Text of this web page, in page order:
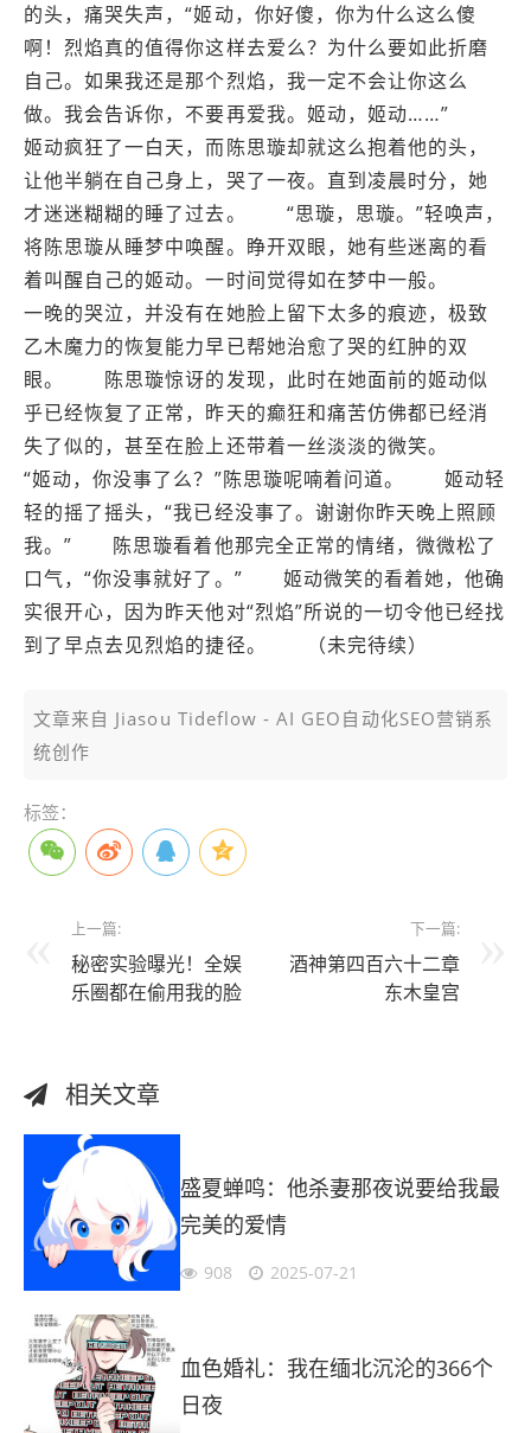
的头，痛哭失声，“姬动，你好傻，你为什么这么傻
啊！烈焰真的值得你这样去爱么？为什么要如此折磨
自己。如果我还是那个烈焰，我一定不会让你这么
做。我会告诉你，不要再爱我。姬动，姬动……”
姬动疯狂了一白天，而陈思璇却就这么抱着他的头，
让他半躺在自己身上，哭了一夜。直到凌晨时分，她
才迷迷糊糊的睡了过去。 “思璇，思璇。”轻唤声，
将陈思璇从睡梦中唤醒。睁开双眼，她有些迷离的看
着叫醒自己的姬动。一时间觉得如在梦中一般。
一晚的哭泣，并没有在她脸上留下太多的痕迹，极致
乙木魔力的恢复能力早已帮她治愈了哭的红肿的双
眼。 陈思璇惊讶的发现，此时在她面前的姬动似
乎已经恢复了正常，昨天的癫狂和痛苦仿佛都已经消
失了似的，甚至在脸上还带着一丝淡淡的微笑。
“姬动，你没事了么？”陈思璇呢喃着问道。 姬动轻
轻的摇了摇头，“我已经没事了。谢谢你昨天晚上照顾
我。” 陈思璇看着他那完全正常的情绪，微微松了
口气，“你没事就好了。” 姬动微笑的看着她，他确
实很开心，因为昨天他对“烈焰”所说的一切令他已经找
到了早点去见烈焰的捷径。 （未完待续）
文章来自 Jiasou Tideflow - AI GEO自动化SEO营销系
统创作
标签：
上一篇:
秘密实验曝光！全娱
乐圈都在偷用我的脸
下一篇:
酒神第四百六十二章
东木皇宫
相关文章
盛夏蝉鸣：他杀妻那夜说要给我最
完美的爱情
908 2025-07-21
血色婚礼：我在缅北沉沦的366个
日夜